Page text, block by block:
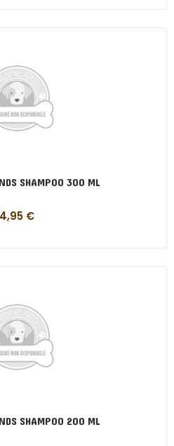
SHAMPOO 300 ML
4,95 €
SHAMPOO 200 ML